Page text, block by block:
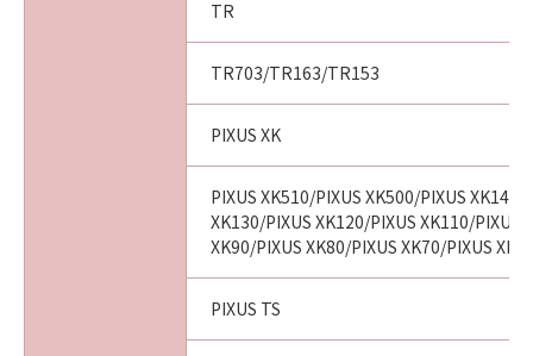
TR
TR703/TR163/TR153
PIXUS XK
PIXUS XK510/PIXUS XK500/PIXUS XK140/
XK130/PIXUS XK120/PIXUS XK110/PIXUS
XK90/PIXUS XK80/PIXUS XK70/PIXUS
PIXUS TS